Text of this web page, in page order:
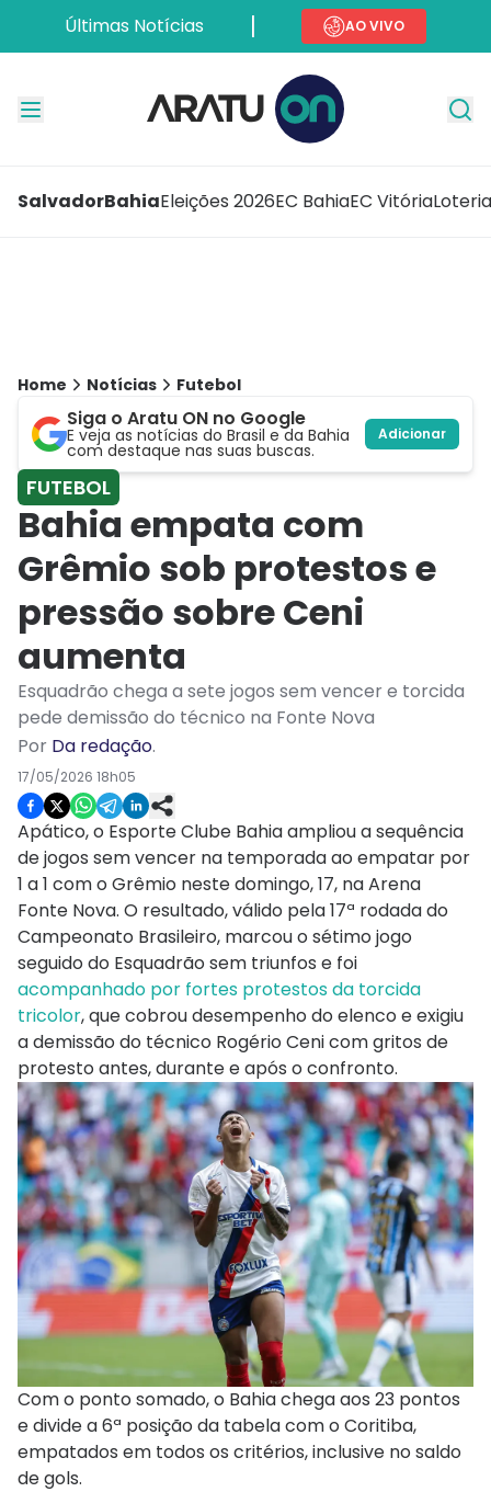
Últimas Notícias AO VIVO
SalvadorBahiaEleições 2026EC BahiaEC Vitória
Home Notícias Futebol
Siga o Aratu ON no Google
E veja as notícias do Brasil e da Bahia
com destaque nas suas buscas.
Adicionar
FUTEBOL
Bahia empata com
Grêmio sob protestos e
pressão sobre Ceni
aumenta
Esquadrão chega a sete jogos sem vencer e torcida
pede demissão do técnico na Fonte Nova
Por Da redação.
17/05/2026 18h05
Apático, o Esporte Clube Bahia ampliou a sequência
de jogos sem vencer na temporada ao empatar por
1 a 1 com o Grêmio neste domingo, 17, na Arena
Fonte Nova. O resultado, válido pela 17ª rodada do
Campeonato Brasileiro, marcou o sétimo jogo
seguido do Esquadrão sem triunfos e foi
acompanhado por fortes protestos da torcida
tricolor, que cobrou desempenho do elenco e exigiu
a demissão do técnico Rogério Ceni com gritos de
protesto antes, durante e após o confronto.
Com o ponto somado, o Bahia chega aos 23 pontos
e divide a 6ª posição da tabela com o Coritiba,
empatados em todos os critérios, inclusive no saldo
de gols.